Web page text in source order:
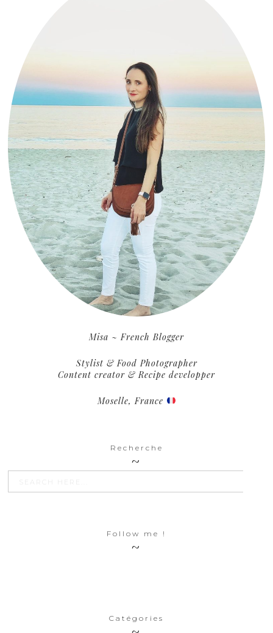
Misa ~ French Blogger
Stylist & Food Photographer
Content creator & Recipe developper
Moselle, France
Recherche
Search SEARCH
Follow me !
Catégories